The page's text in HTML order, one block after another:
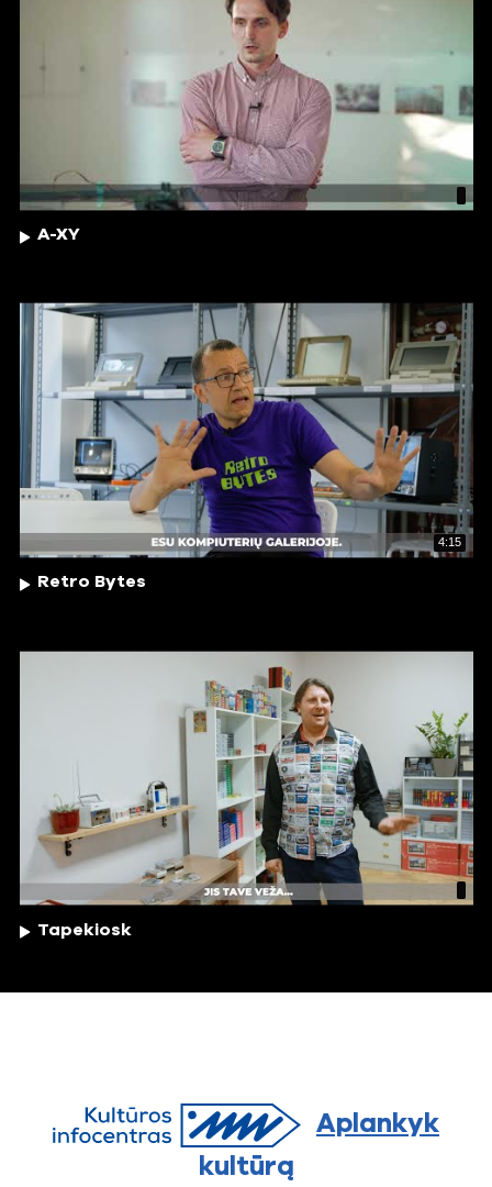
A-XY
4:15
Retro Bytes
Tapekiosk
Aplankyk
kultūrą